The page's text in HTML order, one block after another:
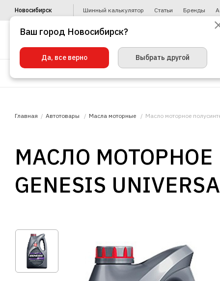
Новосибирск Шинный калькулятор Статьи Бренды
Главная Автотовары Масла моторные Масло моторное
МАСЛО МОТОРНОЕ
GENESIS
Ваш город Новосибирск?
Да, все верно Выбрать другой